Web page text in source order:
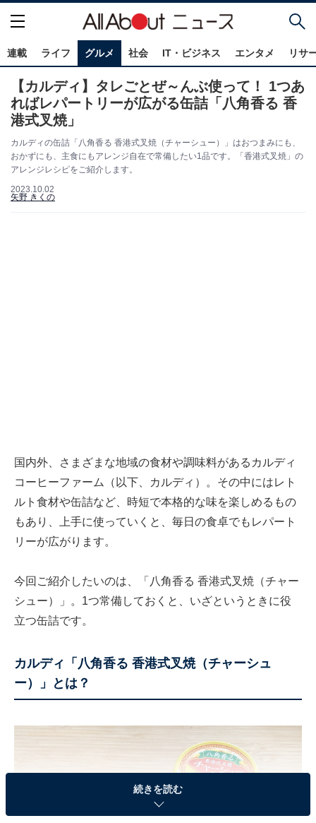
連載 ライフ グルメ 社会 IT・ビジネス エンタメ リサ
【カルディ】タレごとぜ～んぶ使って！ 1つあ
ればレパートリーが広がる缶詰「八角香る 香
港式叉焼」
カルディの缶詰「八角香る 香港式叉焼（チャーシュー）」はおつまみにも、
おかずにも、主食にもアレンジ自在で常備したい1品です。「香港式叉焼」の
アレンジレシピをご紹介します。
2023.10.02
矢野 きくの
国内外、さまざまな地域の食材や調味料があるカルディ
コーヒーファーム（以下、カルディ）。その中にはレト
ルト食材や缶詰など、時短で本格的な味を楽しめるもの
もあり、上手に使っていくと、毎日の食卓でもレパート
リーが広がります。
今回ご紹介したいのは、「八角香る 香港式叉焼（チャー
シュー）」。1つ常備しておくと、いざというときに役
立つ缶詰です。
カルディ「八角香る 香港式叉焼（チャーシュ
ー）」とは？
続きを読む